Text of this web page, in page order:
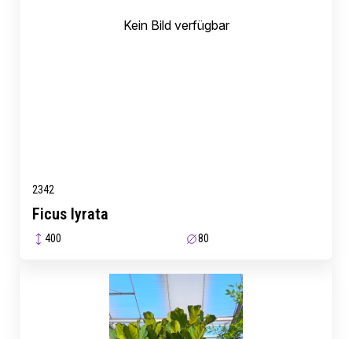
Kein Bild verfügbar
2342
Ficus lyrata
400 80